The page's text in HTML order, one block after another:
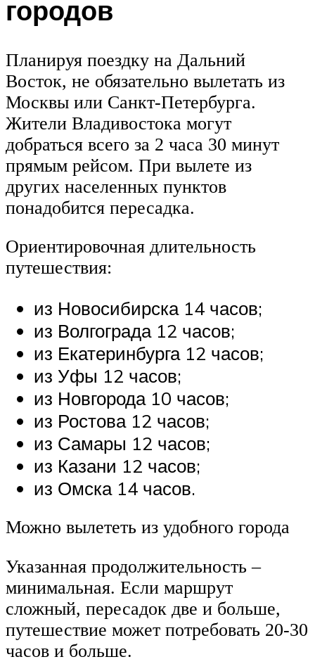
городов
Планируя поездку на Дальний
Восток, не обязательно вылетать из
Москвы или Санкт-Петербурга.
Жители Владивостока могут
добраться всего за 2 часа 30 минут
прямым рейсом. При вылете из
других населенных пунктов
понадобится пересадка.
Ориентировочная длительность
путешествия:
из Новосибирска 14 часов;
из Волгограда 12 часов;
из Екатеринбурга 12 часов;
из Уфы 12 часов;
из Новгорода 10 часов;
из Ростова 12 часов;
из Самары 12 часов;
из Казани 12 часов;
из Омска 14 часов.
Можно вылететь из удобного города
Указанная продолжительность –
минимальная. Если маршрут
сложный, пересадок две и больше,
путешествие может потребовать 20-30
часов и больше.